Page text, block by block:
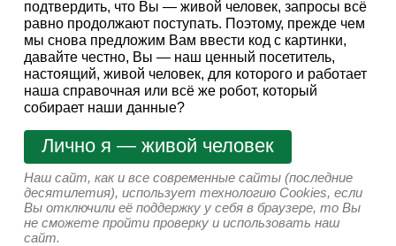
подтвердить, что Вы — живой человек, запросы всё
равно продолжают поступать. Поэтому, прежде чем
мы снова предложим Вам ввести код с картинки,
давайте честно, Вы — наш ценный посетитель,
настоящий, живой человек, для которого и работает
наша справочная или всё же робот, который
собирает наши данные?
Лично я — живой человек
Наш сайт, как и все современные сайты (последние
десятилетия), использует технологию Cookies, если
Вы отключили её поддержку у себя в браузере, то Вы
не сможете пройти проверку и использовать наш
сайт.